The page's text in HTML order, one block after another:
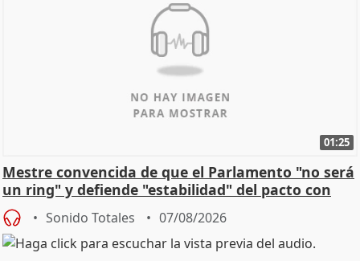
01:25
Mestre convencida de que el Parlamento "no será
un ring" y defiende "estabilidad" del pacto con
Vox
Sonido Totales 07/08/2026